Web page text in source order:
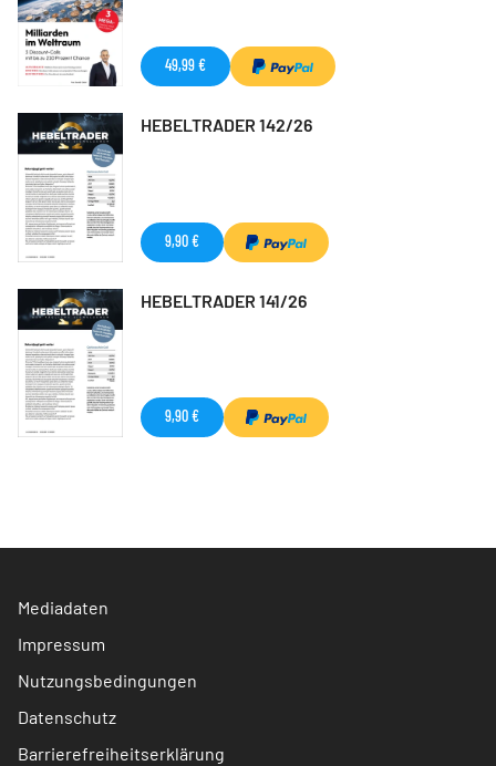
49,99 €
HEBELTRADER 142/26
9,90 €
HEBELTRADER 141/26
9,90 €
Mediadaten
Impressum
Nutzungsbedingungen
Datenschutz
Barrierefreiheitserklärung